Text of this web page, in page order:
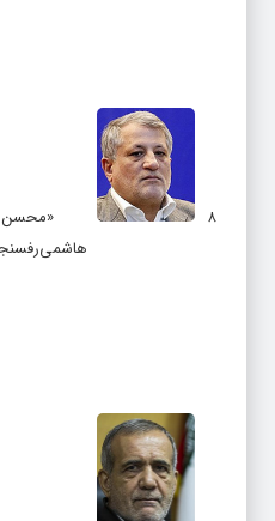
۸
«محسن